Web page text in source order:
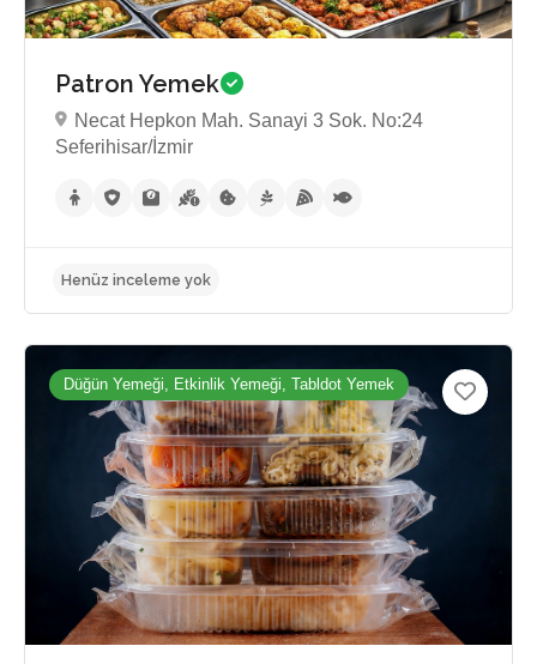
Patron Yemek
Necat Hepkon Mah. Sanayi 3 Sok. No:24
Seferihisar/İzmir
Düğün Yemeği, Etkinlik Yemeği, Tabldot Yemek